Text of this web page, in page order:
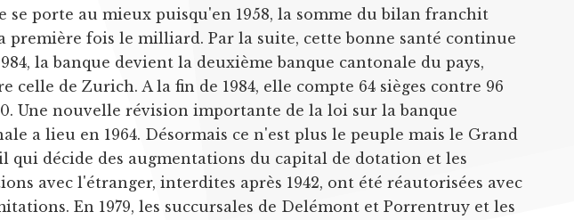
se porte au mieux puisqu'en 1958, la somme du bilan franchit
première fois le milliard. Par la suite, cette bonne santé continue
la banque devient la deuxième banque cantonale du pays,
celle de Zurich. A la fin de 1984, elle compte 64 sièges contre 96
Une nouvelle révision importante de la loi sur la banque
a lieu en 1964. Désormais ce n'est plus le peuple mais le Grand
qui décide des augmentations du capital de dotation et les
avec l'étranger, interdites après 1942, ont été réautorisées avec
En 1979, les succursales de Delémont et Porrentruy et les